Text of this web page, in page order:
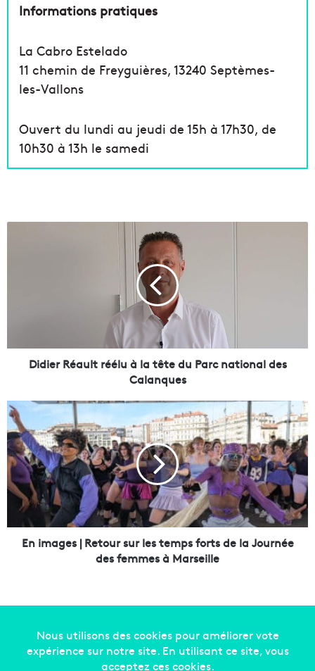
Informations pratiques
La Cabro Estelado
11 chemin de Freyguières, 13240 Septèmes-
les-Vallons
Ouvert du lundi au jeudi de 15h à 17h30, de
10h30 à 13h le samedi
a
r
é
é
l
u
à
l
t
Didier Réault réélu à la tête du Parc national des
Calanques
E
n
i
m
a
g
e
|
En images | Retour sur les temps forts de la Journée
des femmes à Marseille
Copyright © 2014-2022Made in Marseille. Tous droits